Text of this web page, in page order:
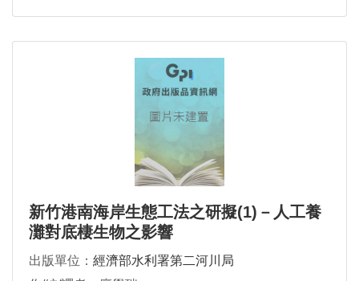
新竹港南海岸生態工法之研擬(1)－人工養
灘對底棲生物之影響
出版單位： 經濟部水利署第二河川局